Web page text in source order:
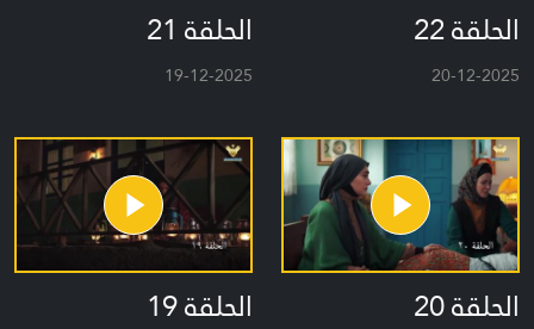
الحلقة 22
20-12-2025
الحلقة 21
19-12-2025
الحلقة 20 الحلقة 19